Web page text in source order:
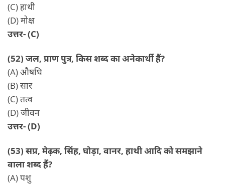
(C) हाथी
(D) मोक्ष
उत्तर- (C)
(52) जल, प्राण पुत्र, किस शब्द का अनेकार्थी हैं?
(A) औषधि
(B) सार
(C) तत्व
(D) जीवन
उत्तर- (D)
(53) सप्र, मेढ़क, सिंह, घोड़ा, वानर, हाथी आदि को समझाने
वाला शब्द हैं?
(A) पशु